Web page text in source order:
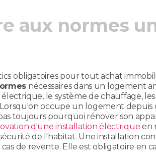
aux normes
obligatoires pour tout achat
nécessaires dans un logement
électrique, le système de chauffage,
Lorsqu'on occupe un logement depuis
toujours pourquoi rénover son
d'une installation électrique en
de l'habitat. Une installation
de revente. Elle est obligatoire en